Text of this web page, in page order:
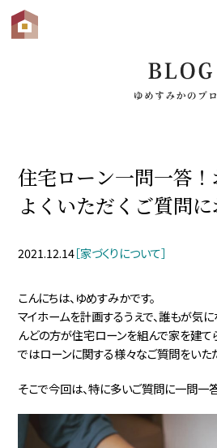
住宅ローン一問一答
よくいただくご質問
2021.12.14［家づくりについて］
こんにちは、ゆめすみかです。
マイホームを計画するうえで、誰もが気
んどの方が住宅ローンを組んで家を建て
ではローンに関する様々なご質問をいた
そこで今回は、特に多いご質問に一問一